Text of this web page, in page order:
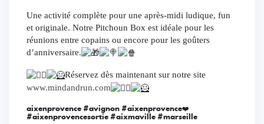
Une activité complète pour une après-midi ludique, fun
et originale. Notre Pitchoun Box est idéale pour les
réunions entre copains ou encore pour les goûters
d’anniversaire.
Réservez dès maintenant sur notre site
www.mindandrun.com
aixenprovence #avignon #aixenprovence❤️
#aixenprovencesortie #aixmaville #marseille